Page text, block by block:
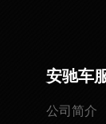
安驰车
公司简介